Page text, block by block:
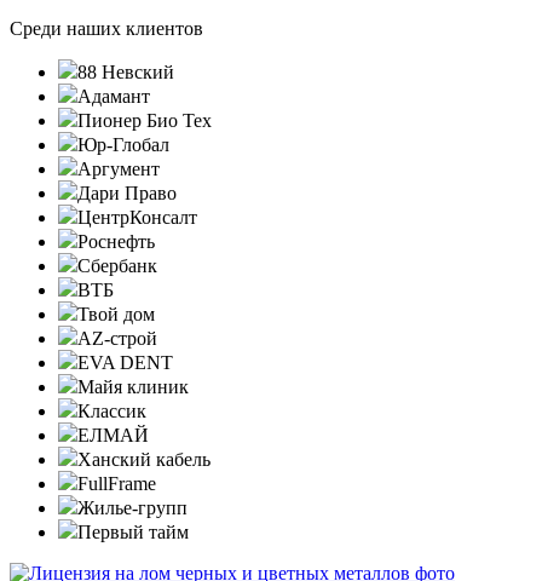
Среди наших клиентов
88 Невский
Адамант
Пионер Био Тех
Юр-Глобал
Аргумент
Дари Право
ЦентрКонсалт
Роснефть
Сбербанк
ВТБ
Твой дом
AZ-строй
EVA DENT
Майя клиник
Классик
ЕЛМАЙ
Ханский кабель
FullFrame
Жилье-групп
Первый тайм